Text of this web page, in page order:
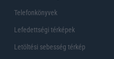
Telefonkönyvek
Lefedettségi térképek
Letöltési sebesség térkép